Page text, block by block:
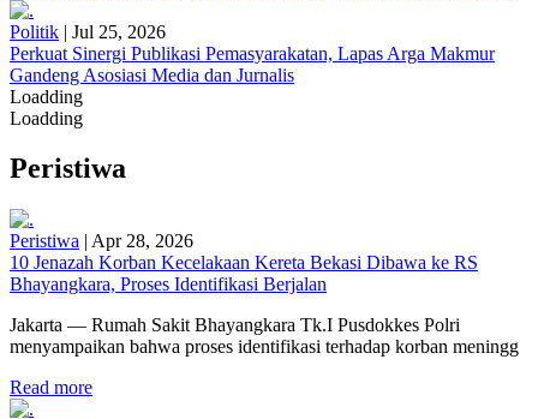
Politik | Jul 25, 2026
Perkuat Sinergi Publikasi Pemasyarakatan, Lapas Arga Makmur
Gandeng Asosiasi Media dan Jurnalis
Loadding
Loadding
Peristiwa
Peristiwa | Apr 28, 2026
10 Jenazah Korban Kecelakaan Kereta Bekasi Dibawa ke RS
Bhayangkara, Proses Identifikasi Berjalan
Jakarta — Rumah Sakit Bhayangkara Tk.I Pusdokkes Polri
menyampaikan bahwa proses identifikasi terhadap korban meningg
Read more